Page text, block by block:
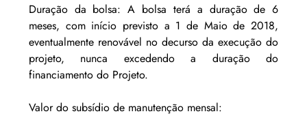
Duração da bolsa: A bolsa terá a duração de 6
meses, com início previsto a 1 de Maio de 2018,
eventualmente renovável no decurso da execução do
projeto, nunca excedendo a duração do
financiamento do Projeto.
Valor do subsídio de manutenção mensal: